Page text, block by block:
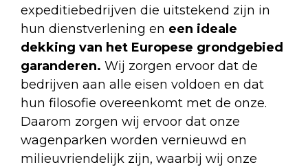
expeditiebedrijven die uitstekend zijn in
hun dienstverlening en een ideale
dekking van het Europese grondgebied
garanderen. Wij zorgen ervoor dat de
bedrijven aan alle eisen voldoen en dat
hun filosofie overeenkomt met de onze.
Daarom zorgen wij ervoor dat onze
wagenparken worden vernieuwd en
milieuvriendelijk zijn, waarbij wij onze